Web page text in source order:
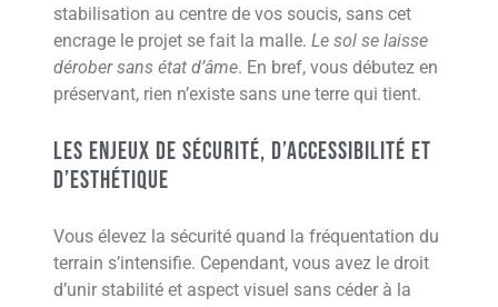
stabilisation au centre de vos soucis, sans cet
encrage le projet se fait la malle. Le sol se laisse
dérober sans état d’âme. En bref, vous débutez en
préservant, rien n’existe sans une terre qui tient.
Les enjeux de sécurité, d’accessibilité et
d’esthétique
Vous élevez la sécurité quand la fréquentation du
terrain s’intensifie. Cependant, vous avez le droit
d’unir stabilité et aspect visuel sans céder à la